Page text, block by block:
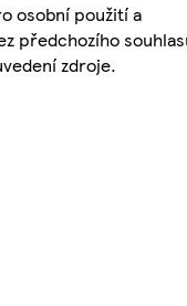
osobní použití a
předchozího
zdroje.